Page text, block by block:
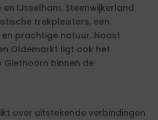
en IJsselham. Steenwijkerland
trekpleisters, een
prachtige natuur. Naast
Oldemarkt ligt ook het
binnen de
over uitstekende verbindingen